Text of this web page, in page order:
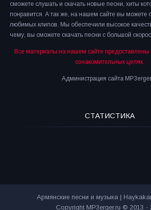
сможете слушать и скачать новые песни, хиты
понравится. А так же, на нашем сайте вы можете
любимых клипов. Мы обеспечили высокое
чему, вы сможете скачать песни с большой
Все материалы на нашем сайте предоставлены
ознакомительных целях.
Администрация сайта
СТАТИСТИКА
Армянские песни и музыка |
Copyright MP3erger.ru © 2013 -